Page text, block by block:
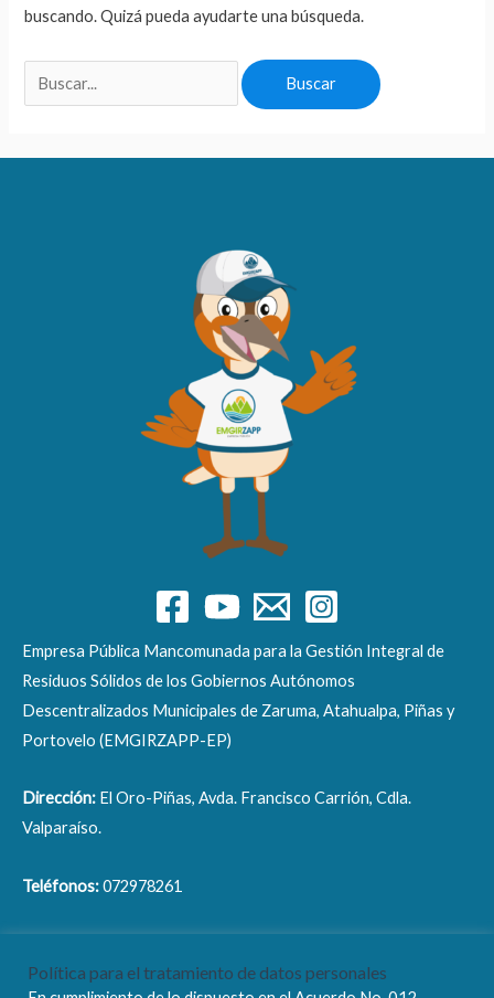
buscando. Quizá pueda ayudarte una búsqueda.
Empresa Pública Mancomunada para la Gestión Integral de
Residuos Sólidos de los Gobiernos Autónomos
Descentralizados Municipales de Zaruma, Atahualpa, Piñas y
Portovelo (EMGIRZAPP-EP)
Dirección: El Oro-Piñas, Avda. Francisco Carrión, Cdla.
Valparaíso.
Teléfonos:072978261
Política para el tratamiento de datos personales